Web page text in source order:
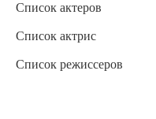
Список актеров
Список актрис
Список режиссеров